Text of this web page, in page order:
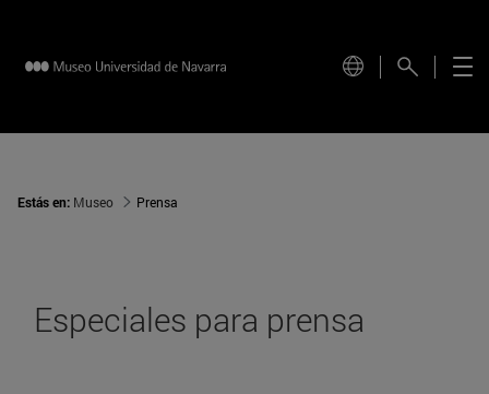
Estás en: Museo Prensa
Especiales para prensa